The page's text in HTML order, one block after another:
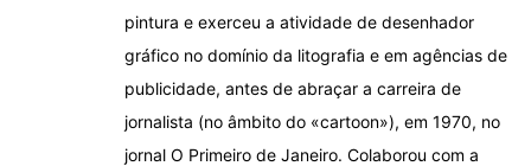
pintura e exerceu a atividade de desenhador
gráfico no domínio da litografia e em agências de
publicidade, antes de abraçar a carreira de
jornalista (no âmbito do «cartoon»), em 1970, no
jornal O Primeiro de Janeiro. Colaborou com a